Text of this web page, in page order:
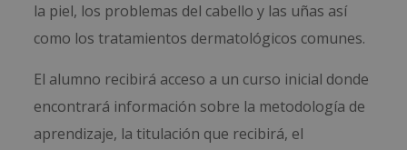
la piel, los problemas del cabello y las uñas así
como los tratamientos dermatológicos comunes.
El alumno recibirá acceso a un curso inicial donde
encontrará información sobre la metodología de
aprendizaje, la titulación que recibirá, el